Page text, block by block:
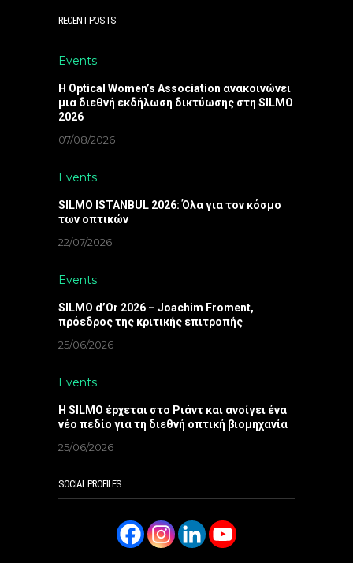
RECENT POSTS
Events
Η Optical Women’s Association ανακοινώνει
μια διεθνή εκδήλωση δικτύωσης στη SILMO
2026
07/08/2026
Events
SILMO ISTANBUL 2026: Όλα για τον κόσμο
των οπτικών
22/07/2026
Events
SILMO d’Or 2026 – Joachim Froment,
πρόεδρος της κριτικής επιτροπής
25/06/2026
Events
Η SILMO έρχεται στο Ριάντ και ανοίγει ένα
νέο πεδίο για τη διεθνή οπτική βιομηχανία
25/06/2026
SOCIAL PROFILES